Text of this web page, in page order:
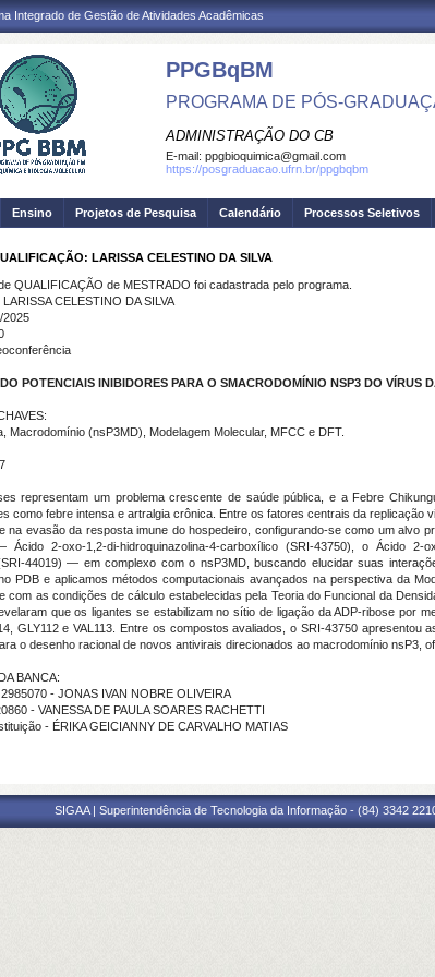
Integrado de Gestão de Atividades Acadêmicas
PPGBqBM
PROGRAMA DE PÓS-
ADMINISTRAÇÃO DO CB
E-mail: ppgbioquimica@gmail.com
https://posgraduacao.ufrn.br/ppgbqbm
Ensino Projetos de Pesquisa Calendário Processos Seletivos
LARISSA CELESTINO DA SILVA
QUALIFICAÇÃO de MESTRADO foi cadastrada pelo programa.
CELESTINO DA SILVA
2025
POTENCIAIS INIBIDORES PARA O SMACRODOMÍNIO NSP3 DO VÍRUS
Macrodomínio (nsP3MD), Modelagem Molecular, MFCC e DFT.
representam um problema crescente de saúde pública, e a Febre
como febre intensa e artralgia crônica. Entre os fatores centrais da
na evasão da resposta imune do hospedeiro, configurando-se como um alvo
Ácido 2-oxo-1,2-di-hidroquinazolina-4-carboxílico (SRI-43750), o Ácido 2-
44019) — em complexo com o nsP3MD, buscando elucidar suas
PDB e aplicamos métodos computacionais avançados na perspectiva da
com as condições de cálculo estabelecidas pela Teoria do Funcional da
que os ligantes se estabilizam no sítio de ligação da ADP-ribose por
GLY112 e VAL113. Entre os compostos avaliados, o SRI-43750
o desenho racional de novos antivirais direcionados ao macrodomínio nsP3,
BANCA:
- JONAS IVAN NOBRE OLIVEIRA
- VANESSA DE PAULA SOARES RACHETTI
- ÉRIKA GEICIANNY DE CARVALHO MATIAS
SIGAA | Superintendência de Tecnologia da Informação - (84) 3342